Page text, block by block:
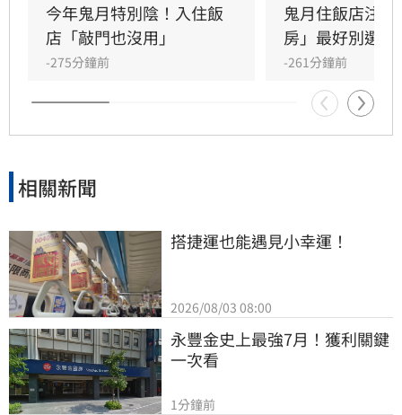
話，以免招來不祥。特別注意的是，七夕當天應
避免食用牛肉，以免衝撞牛郎織女傳說引發感情
爭執。楊登嵙建議，只要心存敬意並注意言行，
若不慎誤觸禁忌，透過行善積德即可化解，不必
過度擔憂，依然能維持甜蜜穩定關係。
今年鬼月特別陰！入住飯
店「敲門也沒用」
-275分鐘前
鬼月住飯店注
房」最好別選
-261分鐘前
相關新聞
搭捷運也能遇見小幸運！
2026/08/03 08:00
永豐金史上最強7月！獲利關鍵
一次看
1分鐘前